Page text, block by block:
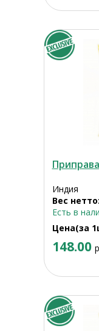
Индия
Вес
Есть в
Цена(за
148.00